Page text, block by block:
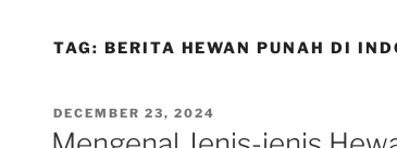
TAG: BERITA HEWAN PUNAH DI
POSTED
ON
DECEMBER 23, 2024